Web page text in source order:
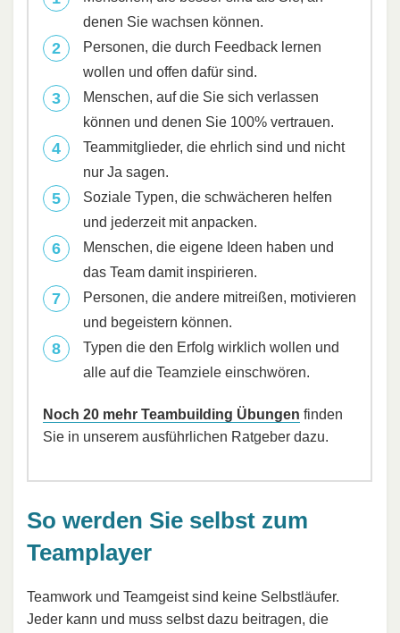
denen Sie wachsen können.
Personen, die durch Feedback lernen
wollen und offen dafür sind.
Menschen, auf die Sie sich verlassen
können und denen Sie 100% vertrauen.
Teammitglieder, die ehrlich sind und nicht
nur Ja sagen.
Soziale Typen, die schwächeren helfen
und jederzeit mit anpacken.
Menschen, die eigene Ideen haben und
das Team damit inspirieren.
Personen, die andere mitreißen, motivieren
und begeistern können.
Typen die den Erfolg wirklich wollen und
alle auf die Teamziele einschwören.
Noch 20 mehr Teambuilding Übungen finden
Sie in unserem ausführlichen Ratgeber dazu.
So werden Sie selbst zum
Teamplayer
Teamwork und Teamgeist sind keine Selbstläufer.
Jeder kann und muss selbst dazu beitragen, die